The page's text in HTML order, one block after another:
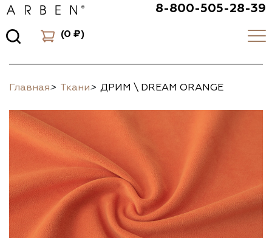
8-800-505-28-39
(0 ₽)
Главная> Ткани> ДРИМ \ DREAM ORANGE